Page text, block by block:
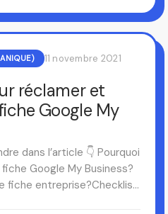
11 novembre 2021
réclamer et
Google My
dans l’article 👇 Pourquoi
Google My Business?
fiche entreprise?Checklist